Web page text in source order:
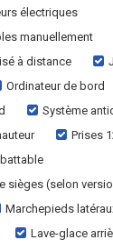
électriques
manuellement
à distance
Ordinateur de bord
Système
Prises
sièges (selon
Marchepieds
Lave-glace